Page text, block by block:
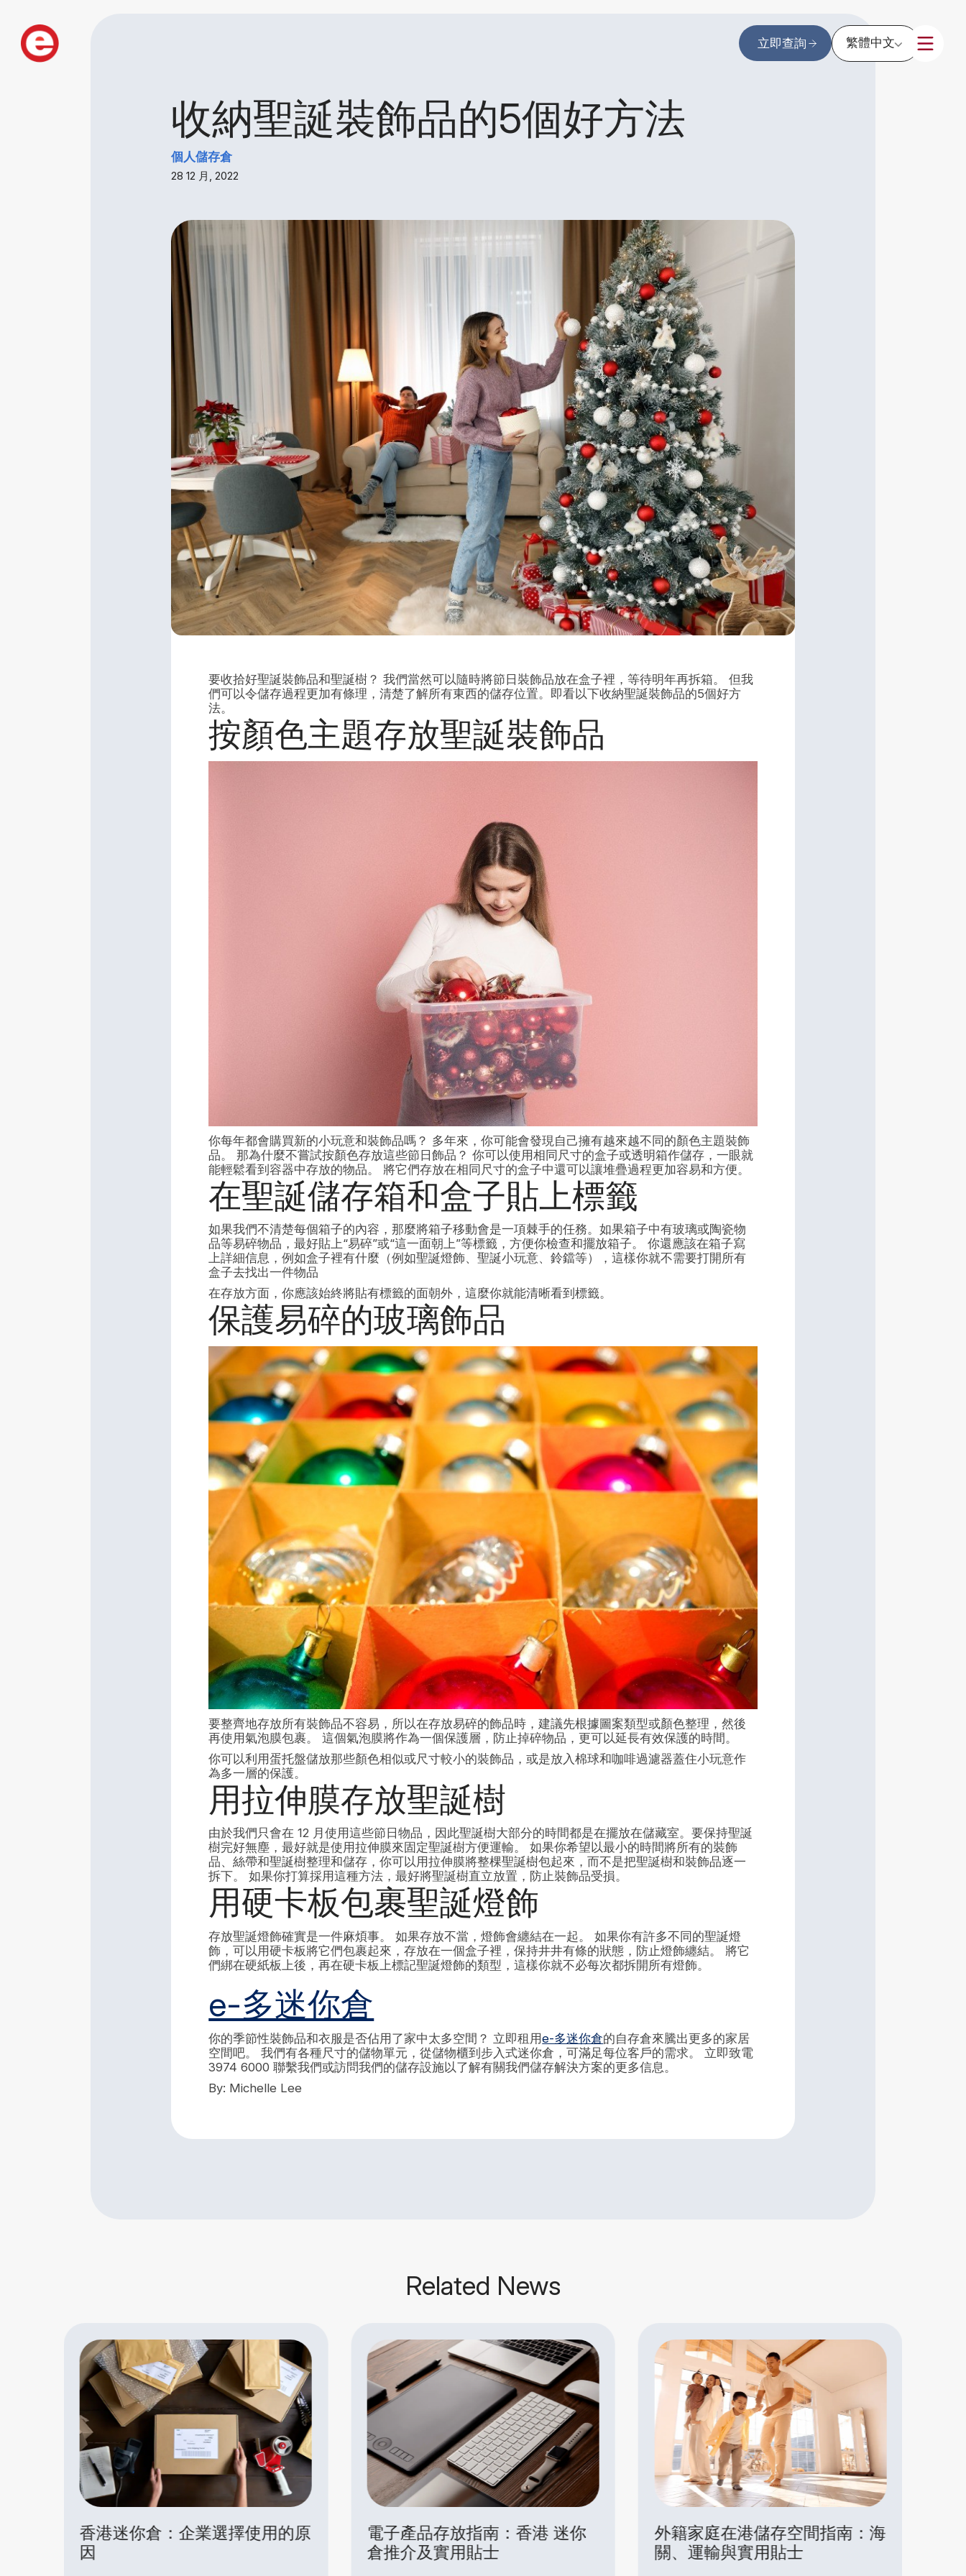
立即查詢 繁體中文
收納聖誕裝飾品的5個好方法
個人儲存倉
28 12 月, 2022
要收拾好聖誕裝飾品和聖誕樹？ 我們當然可以隨時將節日裝飾品放在盒子裡，等待明年再拆箱。 但我
們可以令儲存過程更加有條理，清楚了解所有東西的儲存位置。即看以下收納聖誕裝飾品的5個好方
法。
按顏色主題存放聖誕裝飾品
你每年都會購買新的小玩意和裝飾品嗎？ 多年來，你可能會發現自己擁有越來越不同的顏色主題裝飾
品。 那為什麼不嘗試按顏色存放這些節日飾品？ 你可以使用相同尺寸的盒子或透明箱作儲存，一眼就
能輕鬆看到容器中存放的物品。 將它們存放在相同尺寸的盒子中還可以讓堆疊過程更加容易和方便。
在聖誕儲存箱和盒子貼上標籤
如果我們不清楚每個箱子的內容，那麼將箱子移動會是一項棘手的任務。如果箱子中有玻璃或陶瓷物
品等易碎物品，最好貼上“易碎”或“這一面朝上”等標籤，方便你檢查和擺放箱子。 你還應該在箱子寫
上詳細信息，例如盒子裡有什麼（例如聖誕燈飾、聖誕小玩意、鈴鐺等），這樣你就不需要打開所有
盒子去找出一件物品
在存放方面，你應該始終將貼有標籤的面朝外，這麼你就能清晰看到標籤。
保護易碎的玻璃飾品
要整齊地存放所有裝飾品不容易，所以在存放易碎的飾品時，建議先根據圖案類型或顏色整理，然後
再使用氣泡膜包裹。 這個氣泡膜將作為一個保護層，防止掉碎物品，更可以延長有效保護的時間。
你可以利用蛋托盤儲放那些顏色相似或尺寸較小的裝飾品，或是放入棉球和咖啡過濾器蓋住小玩意作
為多一層的保護。
用拉伸膜存放聖誕樹
由於我們只會在 12 月使用這些節日物品，因此聖誕樹大部分的時間都是在擺放在儲藏室。要保持聖誕
樹完好無塵，最好就是使用拉伸膜來固定聖誕樹方便運輸。 如果你希望以最小的時間將所有的裝飾
品、絲帶和聖誕樹整理和儲存，你可以用拉伸膜將整棵聖誕樹包起來，而不是把聖誕樹和裝飾品逐一
拆下。 如果你打算採用這種方法，最好將聖誕樹直立放置，防止裝飾品受損。
用硬卡板包裹聖誕燈飾
存放聖誕燈飾確實是一件麻煩事。 如果存放不當，燈飾會纏結在一起。 如果你有許多不同的聖誕燈
飾，可以用硬卡板將它們包裹起來，存放在一個盒子裡，保持井井有條的狀態，防止燈飾纏結。 將它
們綁在硬紙板上後，再在硬卡板上標記聖誕燈飾的類型，這樣你就不必每次都拆開所有燈飾。
e-多迷你倉
你的季節性裝飾品和衣服是否佔用了家中太多空間？ 立即租用e-多迷你倉的自存倉來騰出更多的家居
空間吧。 我們有各種尺寸的儲物單元，從儲物櫃到步入式迷你倉，可滿足每位客戶的需求。 立即致電
3974 6000 聯繫我們或訪問我們的儲存設施以了解有關我們儲存解決方案的更多信息。
By: Michelle Lee
Related News
電子產品存放指南：香港 迷你
倉推介及實用貼士
外籍家庭在港儲存空間指南：海
關、運輸與實用貼士
搬到香港？迷你倉如何幫你輕鬆
過渡